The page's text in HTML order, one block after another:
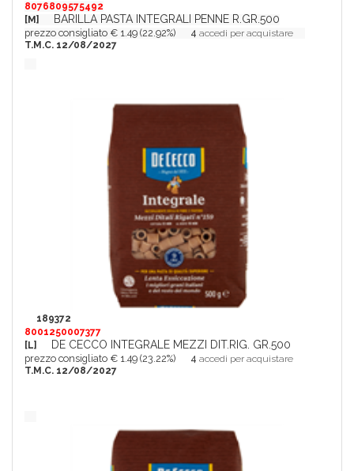
8076809575492
[M]
BARILLA PASTA INTEGRALI PENNE R.GR.500
prezzo consigliato € 1.49 (22.92%) 4 accedi per acquistare
T.M.C. 12/08/2027
189372
8001250007377
[L]
DE CECCO INTEGRALE MEZZI DIT.RIG. GR.500
prezzo consigliato € 1.49 (23.22%) 4 accedi per acquistare
T.M.C. 12/08/2027